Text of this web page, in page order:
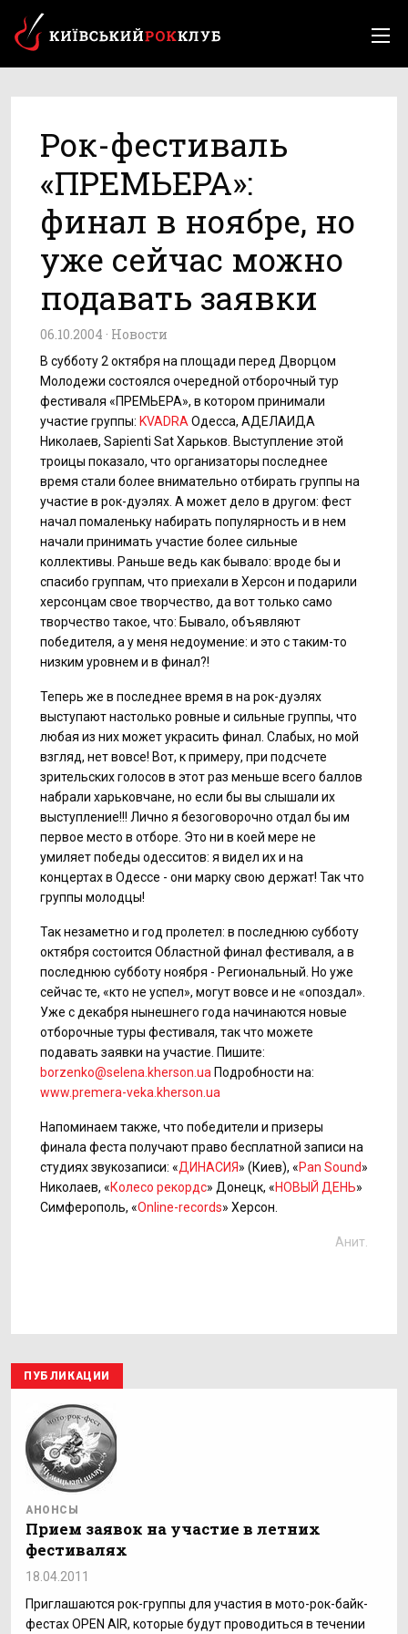
Рок-фестиваль
«ПРЕМЬЕРА»:
финал в ноябре, но
уже сейчас можно
подавать заявки
06.10.2004 · Новости
В субботу 2 октября на площади перед Дворцом
Молодежи состоялся очередной отборочный тур
фестиваля «ПРЕМЬЕРА», в котором принимали
участие группы: KVADRA Одесса, АДЕЛАИДА
Николаев, Sapienti Sat Харьков. Выступление этой
троицы показало, что организаторы последнее
время стали более внимательно отбирать группы на
участие в рок-дуэлях. А может дело в другом: фест
начал помаленьку набирать популярность и в нем
начали принимать участие более сильные
коллективы. Раньше ведь как бывало: вроде бы и
спасибо группам, что приехали в Херсон и подарили
херсонцам свое творчество, да вот только само
творчество такое, что: Бывало, объявляют
победителя, а у меня недоумение: и это с таким-то
низким уровнем и в финал?!
Теперь же в последнее время в на рок-дуэлях
выступают настолько ровные и сильные группы, что
любая из них может украсить финал. Слабых, но мой
взгляд, нет вовсе! Вот, к примеру, при подсчете
зрительских голосов в этот раз меньше всего баллов
набрали харьковчане, но если бы вы слышали их
выступление!!! Лично я безоговорочно отдал бы им
первое место в отборе. Это ни в коей мере не
умиляет победы одесситов: я видел их и на
концертах в Одессе - они марку свою держат! Так что
группы молодцы!
Так незаметно и год пролетел: в последнюю субботу
октября состоится Областной финал фестиваля, а в
последнюю субботу ноября - Региональный. Но уже
сейчас те, «кто не успел», могут вовсе и не «опоздал».
Уже с декабря нынешнего года начинаются новые
отборочные туры фестиваля, так что можете
подавать заявки на участие. Пишите:
borzenko@selena.kherson.ua Подробности на:
www.premera-veka.kherson.ua
Напоминаем также, что победители и призеры
финала феста получают право бесплатной записи на
студиях звукозаписи: «ДИНАСИЯ» (Киев), «Pan Sound»
Николаев, «Колесо рекордс» Донецк, «НОВЫЙ ДЕНЬ»
Симферополь, «Online-records» Херсон.
Анит.
ПУБЛИКАЦИИ
АНОНСЫ
Прием заявок на участие в летних
фестивалях
18.04.2011
Приглашаются рок-группы для участия в мото-рок-байк-
фестах OPEN AIR, которые будут проводиться в течении